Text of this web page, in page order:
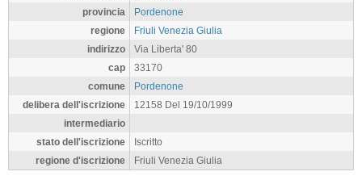
provincia
Pordenone
regione
Friuli Venezia Giulia
indirizzo
Via Liberta' 80
cap
33170
comune
Pordenone
delibera dell'iscrizione
12158 Del 19/10/1999
intermediario
stato dell'iscrizione
Iscritto
regione d'iscrizione
Friuli Venezia Giulia